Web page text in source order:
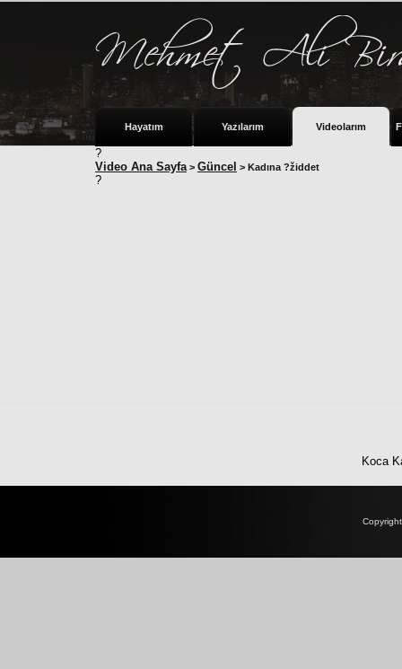
Hayatım Yazılarım Videolarım
?
Video Ana Sayfa > Güncel > Kadına ?židdet
?
Koca